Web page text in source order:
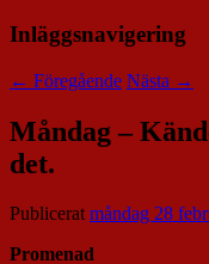
Inläggsnavigering
← Föregående Nästa →
Måndag –
det.
Publiceratmåndag 28
Promenad